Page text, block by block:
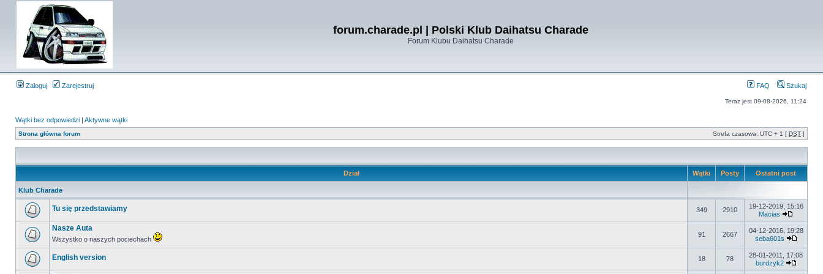
forum.charade.pl | Polski Klub Daihatsu Charade
Forum Klubu Daihatsu Charade
Zaloguj Zarejestruj FAQ Szukaj
Teraz jest 09-08-2026, 11:24
Wątki bez odpowiedzi | Aktywne wątki
Strona główna forum Strefa czasowa: UTC + 1 [ DST ]
Dział Wątki Posty Ostatni post
Klub Charade
Tu się przedstawiamy 349 2910
19-12-2019, 15:16
Macias
Nasze Auta
Wszystko o naszych pociechach
91 2667
04-12-2016, 19:28
seba601s
English version 18 78
28-01-2011, 17:08
burdzyk2